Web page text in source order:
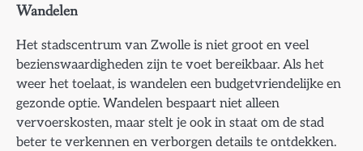
Wandelen
Het stadscentrum van Zwolle is niet groot en veel
bezienswaardigheden zijn te voet bereikbaar. Als het
weer het toelaat, is wandelen een budgetvriendelijke en
gezonde optie. Wandelen bespaart niet alleen
vervoerskosten, maar stelt je ook in staat om de stad
beter te verkennen en verborgen details te ontdekken.